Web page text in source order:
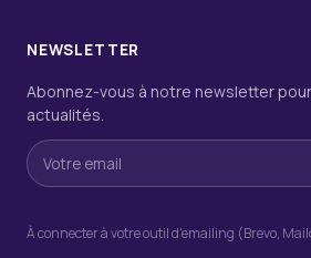
NEWSLETTER
Abonnez-vous à notre newsletter
actualités.
À connecter à votre outil d'emailing (Brevo,